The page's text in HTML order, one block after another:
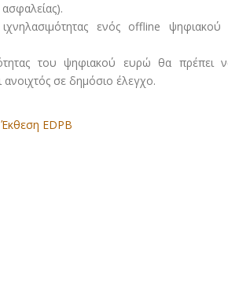
ασφαλείας).
ενός offline ψηφιακού
του ψηφιακού ευρώ θα πρέπει
ανοιχτός σε δημόσιο έλεγχο.
Έκθεση EDPB